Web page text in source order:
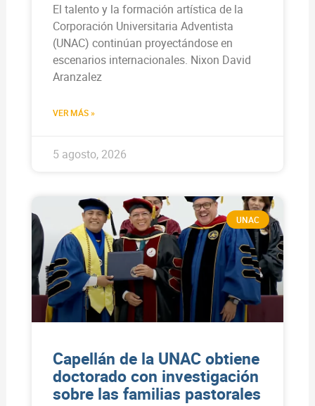
El talento y la formación artística de la
Corporación Universitaria Adventista
(UNAC) continúan proyectándose en
escenarios internacionales. Nixon David
Aranzalez
VER MÁS »
5 agosto, 2026
UNAC
Capellán de la UNAC obtiene
doctorado con investigación
sobre las familias pastorales